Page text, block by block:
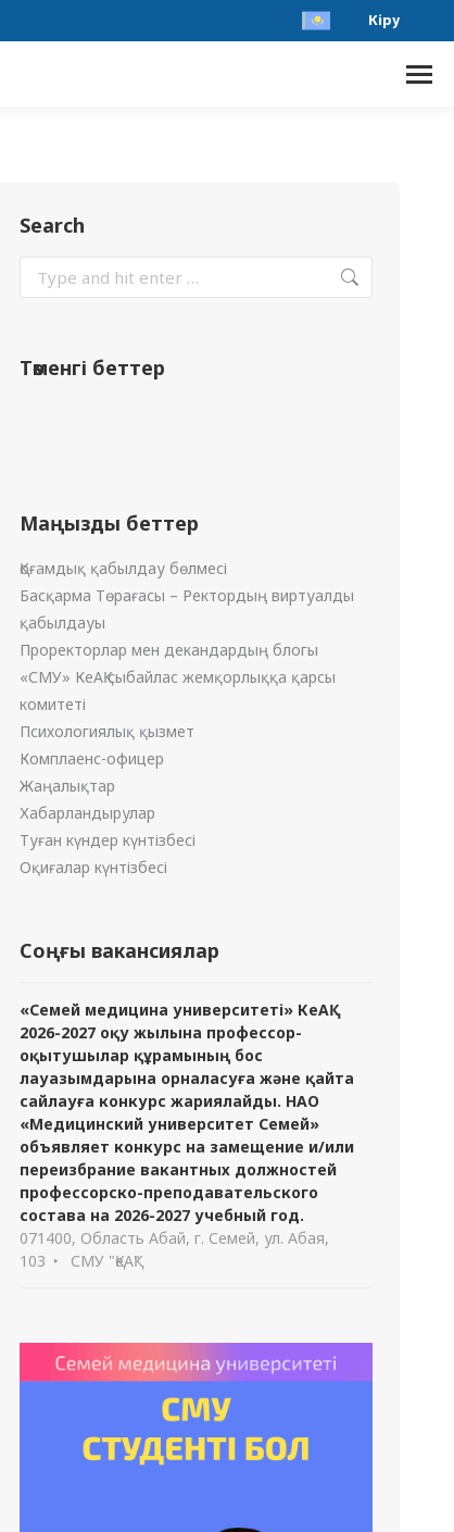
Кіру
Search
Төменгі беттер
Маңызды беттер
Қоғамдық қабылдау бөлмесі
Басқарма Төрағасы – Ректордың виртуалды
қабылдауы
Проректорлар мен декандардың блогы
«СМУ» КеАҚ сыбайлас жемқорлыққа қарсы
комитеті
Психологиялық қызмет
Комплаенс-офицер
Жаңалықтар
Хабарландырулар
Туған күндер күнтізбесі
Оқиғалар күнтізбесі
Соңғы вакансиялар
«Семей медицина университеті» КеАҚ
2026-2027 оқу жылына профессор-
оқытушылар құрамының бос
лауазымдарына орналасуға және қайта
сайлауға конкурс жариялайды. НАО
«Медицинский университет Семей»
объявляет конкурс на замещение и/или
переизбрание вакантных должностей
профессорско-преподавательского
состава на 2026-2027 учебный год.
071400, Область Абай, г. Семей, ул. Абая,
103
СМУ "ҚеАҚ"